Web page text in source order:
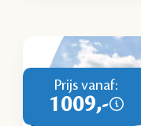
Prijs vanaf:
1009,-